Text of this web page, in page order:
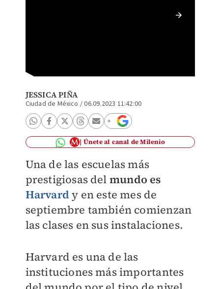
JESSICA PIÑA
Ciudad de México /06.09.2023 11:42:00
Únete al canal de Milenio
Una de las escuelas más
prestigiosas del mundo es
Harvard y en este mes de
septiembre también comienzan
las clases en sus instalaciones.
Harvard es una de las
instituciones más importantes